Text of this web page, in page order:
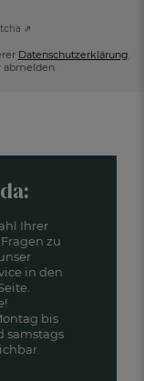
⇗
Datenschutzerklärung.
abmelden.
Ihrer
zu
in den
bis
samstags